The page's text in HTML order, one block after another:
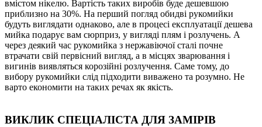
вмістом нікелю. Вартість таких виробів буде дешевшою
приблизно на 30%. На перший погляд обидві рукомийки
будуть виглядати однаково, але в процесі експлуатації дешева
мийка подарує вам сюрприз, у вигляді плям і розлучень. А
через деякий час рукомийка з нержавіючої сталі почне
втрачати свій первісний вигляд, а в місцях зварювання і
вигинів виявляться корозійні розлучення. Саме тому, до
вибору рукомийки слід підходити виважено та розумно. Не
варто економити на таких речах як якість.
ВИКЛИК СПЕЦІАЛІСТА ДЛЯ ЗАМІРІВ